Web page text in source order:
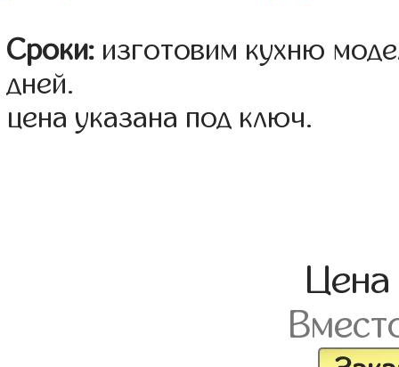
Сроки: изготовим кухню
дней.
цена указана под ключ.